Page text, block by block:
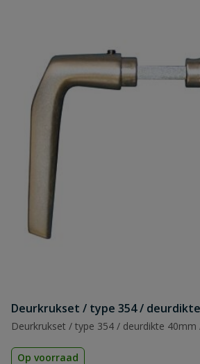
Deurkrukset / type 354 / deurdikte
Deurkrukset / type 354 / deurdikte 40mm
Op voorraad